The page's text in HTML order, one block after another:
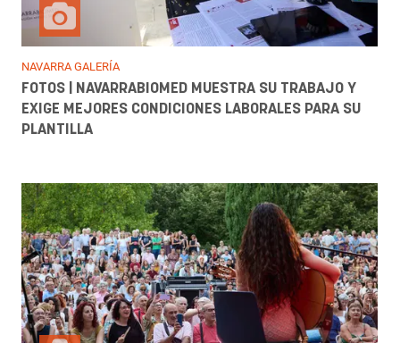
NAVARRA GALERÍA
FOTOS | NAVARRABIOMED MUESTRA SU TRABAJO Y
EXIGE MEJORES CONDICIONES LABORALES PARA SU
PLANTILLA